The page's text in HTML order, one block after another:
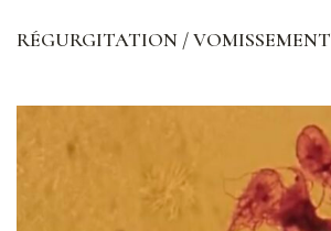
RÉGURGITATION / VOMISSEMENT